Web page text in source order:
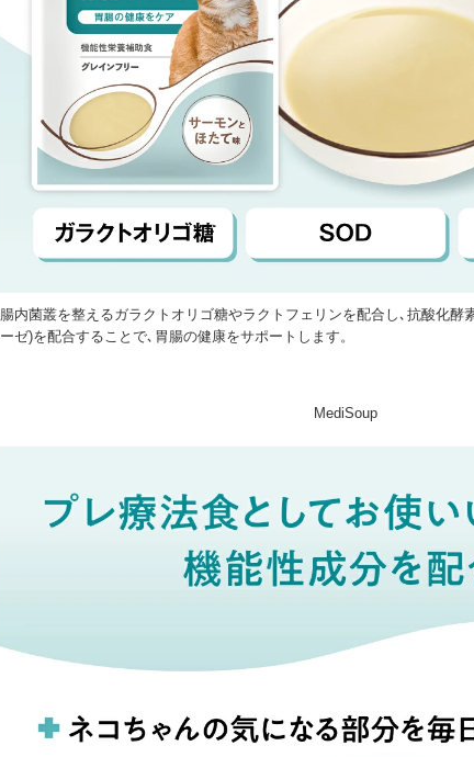
腸内菌叢を整えるガラクトオリゴ糖やラクトフェリンを配合し､抗酸化酵
ーゼ)を配合することで､胃腸の健康をサポートします。
MediSoup